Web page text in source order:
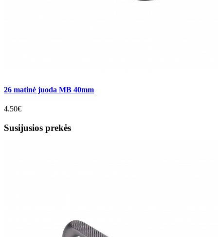
26 matinė juoda MB 40mm
4.50€
Susijusios prekės